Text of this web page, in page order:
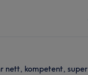
nett, kompetent, super